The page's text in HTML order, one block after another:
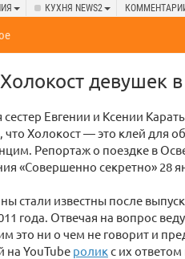
КУХНЯ NEWS2
девушек
Евгении и Ксении
Холокост — это клей для
Репортаж о поездке в
«Совершенно секретно» 28
стали известны после
года. Отвечая на вопрос
это ни о чем не говорит и
YouTube роликс их